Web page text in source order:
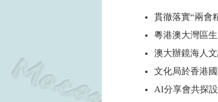
貫徹落實“兩會
粵港澳大灣區
澳大辦鏡海人
文化局於香港
AI分享會共探